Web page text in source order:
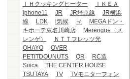
ＩＨクッキングヒーター
ＩＫＥＡ
iphone11
JR JR埼京線
JR横浜
線
LDK l気候 ㎡
MEGAドン・
キホーテ東名川崎店
Merengue（メ
レンゲ）
ＮＴＴフレッツ光
OHAYO
OVER
PETITDOUNUTS
QR
RC造
Suica
THE CENTER HOUSE
TSUTAYA
TV
TVモニターフォン